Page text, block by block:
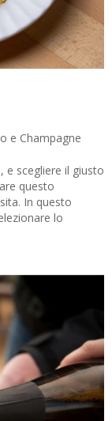
e Champagne
e scegliere il giusto
questo
In questo
lo